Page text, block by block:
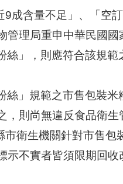
成含量不足」、「空
管理局重申中華民國
」，則應符合該規
」規範之市售包裝米
則尚無違反食品衛生
生機關針對市售包
不實者皆須限期回收